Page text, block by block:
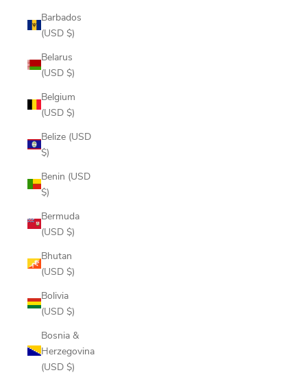
Barbados
(USD $)
Belarus
(USD $)
Belgium
(USD $)
Belize (USD
$)
Benin (USD
$)
Bermuda
(USD $)
Bhutan
(USD $)
Bolivia
(USD $)
Bosnia &
Herzegovina
(USD $)